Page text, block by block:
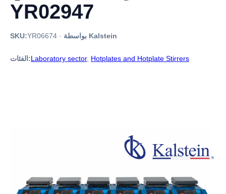
YR02947
SKU:YR06674 · بواسطة Kalstein
الفئات:Laboratory sector, Hotplates and Hotplate Stirrers